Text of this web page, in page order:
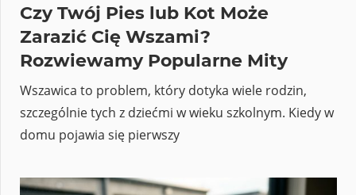
Czy Twój Pies lub Kot Może
Zarazić Cię Wszami?
Rozwiewamy Popularne Mity
Wszawica to problem, który dotyka wiele rodzin,
szczególnie tych z dziećmi w wieku szkolnym. Kiedy w
domu pojawia się pierwszy